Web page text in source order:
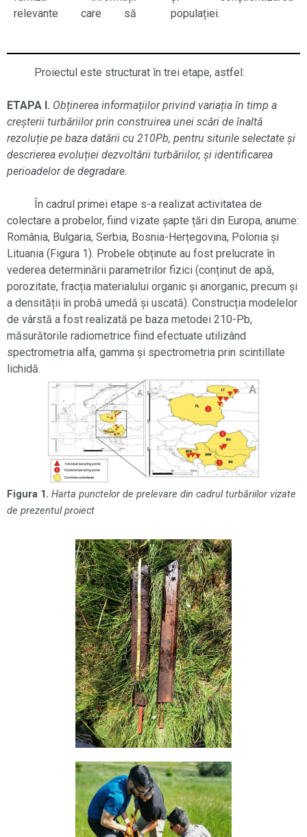
relevante care să
populației.
Proiectul este structurat în trei etape, astfel:
ETAPA I. Obținerea informațiilor privind variația în timp a
creșterii turbăriilor prin construirea unei scări de înaltă
rezoluție pe baza datării cu 210Pb, pentru siturile selectate și
descrierea evoluției dezvoltării turbăriilor, și identificarea
perioadelor de degradare.
În cadrul primei etape s-a realizat activitatea de
colectare a probelor, fiind vizate șapte țări din Europa, anume:
România, Bulgaria, Serbia, Bosnia-Herțegovina, Polonia și
Lituania (Figura 1). Probele obținute au fost prelucrate în
vederea determinării parametrilor fizici (conținut de apă,
porozitate, fracția materialului organic și anorganic, precum și
a densității în probă umedă și uscată). Construcția modelelor
de vârstă a fost realizată pe baza metodei 210-Pb,
măsurătorile radiometrice fiind efectuate utilizând
spectrometria alfa, gamma și spectrometria prin scintillate
lichidă.
Figura 1. Harta punctelor de prelevare din cadrul turbăriilor vizate
de prezentul proiect